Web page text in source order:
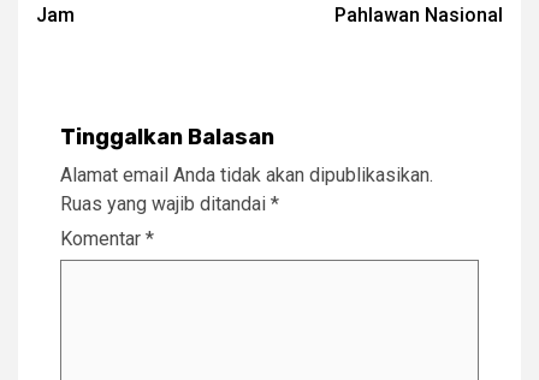
Jam
Pahlawan Nasional
Tinggalkan Balasan
Alamat email Anda tidak akan dipublikasikan.
Ruas yang wajib ditandai *
Komentar *